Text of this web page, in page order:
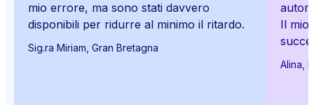
mio errore, ma sono stati davvero
disponibili per ridurre al minimo il ritardo.
Sig.ra Miriam, Gran Bretagna
Il mio
Alina,